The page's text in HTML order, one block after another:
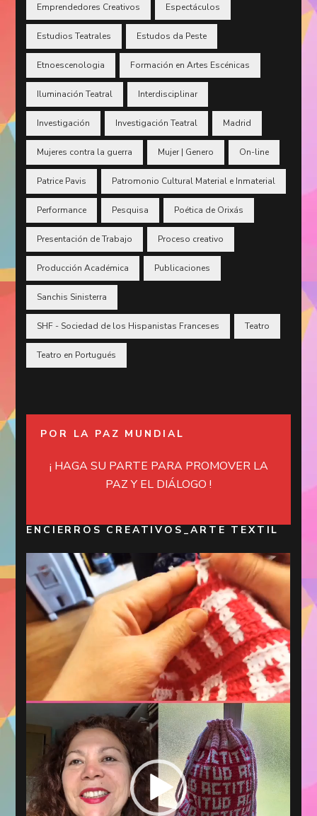
Emprendedores Creativos Espectáculos
Estudios Teatrales Estudos da Peste
Etnoescenologia Formación en Artes Escénicas
Iluminación Teatral Interdisciplinar
Investigación Investigación Teatral Madrid
Mujeres contra la guerra Mujer | Genero On-line
Patrice Pavis Patromonio Cultural Material e Inmaterial
Performance Pesquisa Poética de Orixás
Presentación de Trabajo Proceso creativo
Producción Académica Publicaciones
Sanchis Sinisterra
SHF - Sociedad de los Hispanistas Franceses Teatro
Teatro en Portugués
POR LA PAZ MUNDIAL
¡ HAGA SU PARTE PARA PROMOVER LA
PAZ Y EL DIÁLOGO !
ENCIERROS CREATIVOS_ARTE TEXTIL
Reproductor
de
vídeo